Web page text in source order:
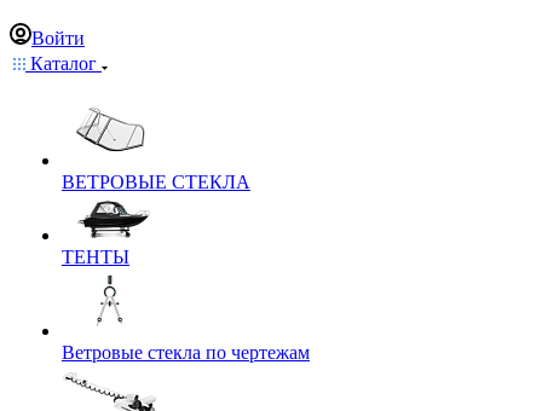
Войти
Каталог
ВЕТРОВЫЕ СТЕКЛА
ТЕНТЫ
Ветровые стекла по чертежам